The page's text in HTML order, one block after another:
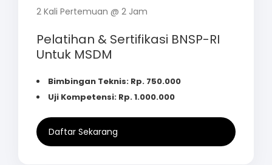
2 Kali Pertemuan @ 2 Jam
Pelatihan & Sertifikasi BNSP-RI
Untuk MSDM
Bimbingan Teknis: Rp. 750.000
Uji Kompetensi: Rp. 1.000.000
Daftar Sekarang